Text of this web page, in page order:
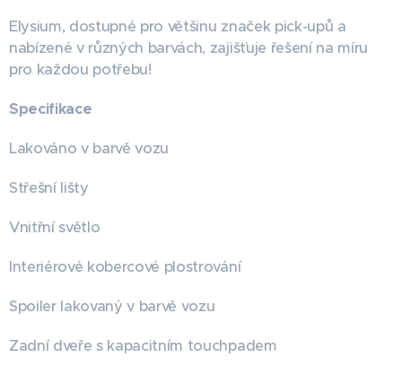
Elysium, dostupné pro většinu značek pick-upů a
nabízené v různých barvách, zajišťuje řešení na míru
pro každou potřebu!
Specifikace
Lakováno v barvě vozu
Střešní lišty
Vnitřní světlo
Interiérové kobercové plostrování
Spoiler lakovaný v barvě vozu
Zadní dveře s kapacitním touchpadem